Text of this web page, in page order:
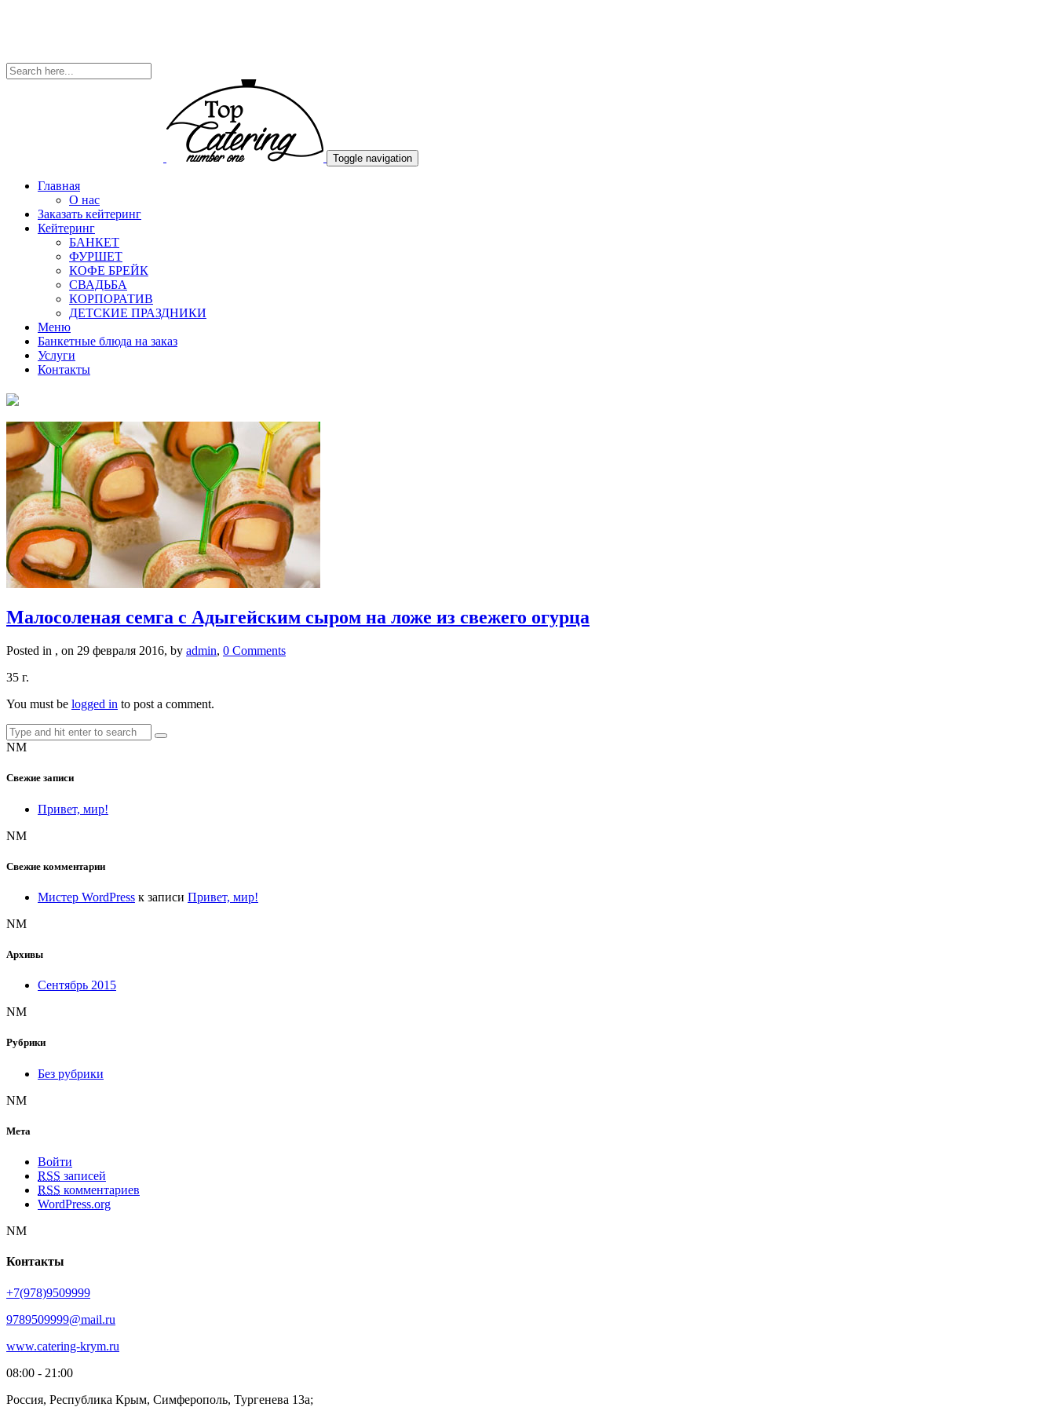
Toggle navigation
Главная
О нас
Заказать кейтеринг
Кейтеринг
БАНКЕТ
ФУРШЕТ
КОФЕ БРЕЙК
СВАДЬБА
КОРПОРАТИВ
ДЕТСКИЕ ПРАЗДНИКИ
Меню
Банкетные блюда на заказ
Услуги
Контакты
Малосоленая семга с Адыгейским сыром на ложе из свежего огурца
Posted in , on 29 февраля 2016, by admin, 0 Comments
35 г.
You must be logged in to post a comment.
NM
Свежие записи
Привет, мир!
NM
Свежие комментарии
Мистер WordPress к записи Привет, мир!
NM
Архивы
Сентябрь 2015
NM
Рубрики
Без рубрики
NM
Мета
Войти
RSS записей
RSS комментариев
WordPress.org
NM
Контакты
+7(978)9509999
9789509999@mail.ru
www.catering-krym.ru
08:00 - 21:00
Россия, Республика Крым, Симферополь, Тургенева 13а;